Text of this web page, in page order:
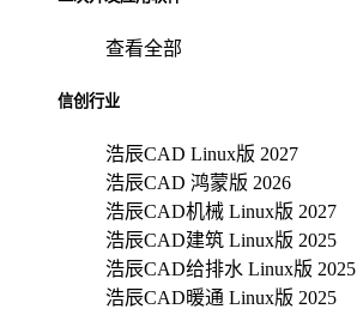
查看全部
信创行业
浩辰CAD Linux版 2027
浩辰CAD 鸿蒙版 2026
浩辰CAD机械 Linux版 2027
浩辰CAD建筑 Linux版 2025
浩辰CAD给排水 Linux版 2025
浩辰CAD暖通 Linux版 2025